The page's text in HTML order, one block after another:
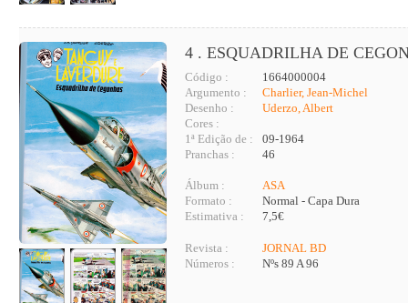
4 . ESQUADRILHA DE
Código :
1664000004
Argumento :
Charlier, Jean-Michel
Desenho :
Uderzo, Albert
Cores :
1ª Edição de :
09-1964
Pranchas :
46
Álbum :
ASA
Formato :
Normal - Capa Dura
Estimativa :
7,5€
Revista :
JORNAL BD
Números :
Nºs 89 A 96